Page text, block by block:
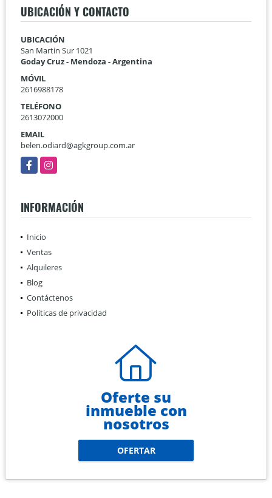
UBICACIÓN Y CONTACTO
UBICACIÓN
San Martin Sur 1021
Goday Cruz - Mendoza - Argentina
MÓVIL
2616988178
TELÉFONO
2613072000
EMAIL
belen.odiard@agkgroup.com.ar
FacebookInstagram
INFORMACIÓN
Inicio
Ventas
Alquileres
Blog
Contáctenos
Políticas de privacidad
Oferte su
inmueble con
nosotros
OFERTAR